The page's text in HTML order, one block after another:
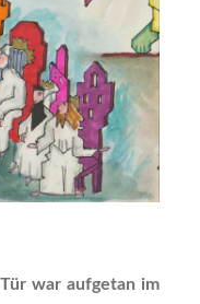
war aufgetan im